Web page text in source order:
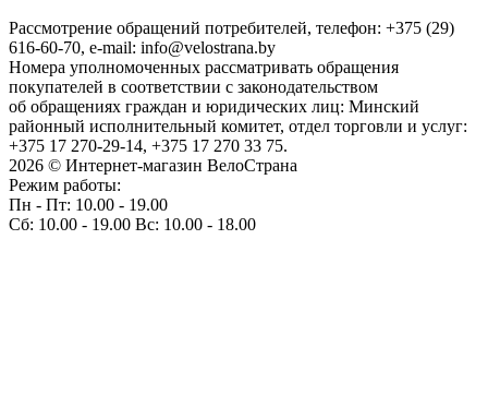
Рассмотрение обращений потребителей, телефон: +375 (29)
616-60-70, e-mail: info@velostrana.by
Номера уполномоченных рассматривать обращения
покупателей в соответствии с законодательством
об обращениях граждан и юридических лиц: Минский
районный исполнительный комитет, отдел торговли и услуг:
+375 17 270-29-14, +375 17 270 33 75.
2026 © Интернет-магазин ВелоСтрана
Режим работы:
Пн - Пт: 10.00 - 19.00
Сб: 10.00 - 19.00 Вс: 10.00 - 18.00